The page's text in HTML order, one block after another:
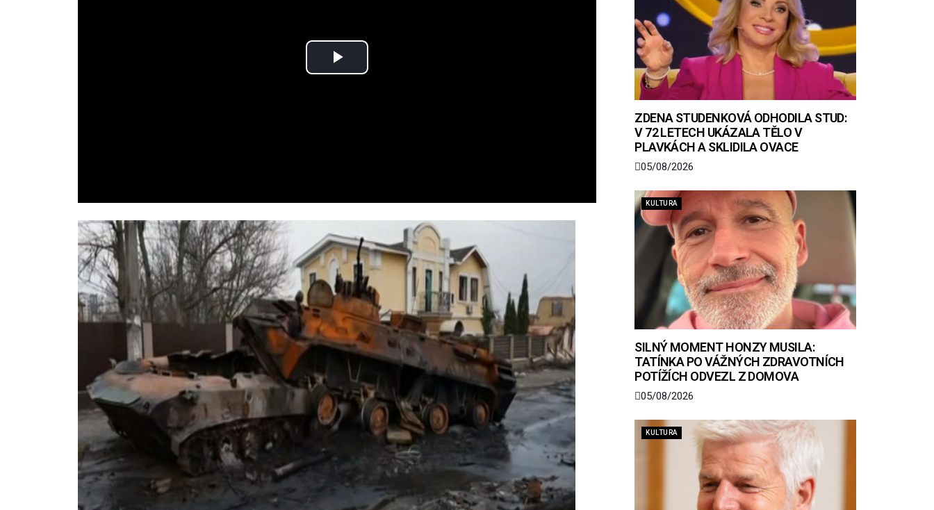
Play
ZDENA STUDENKOVÁ ODHODILA STUD:
V 72 LETECH UKÁZALA TĚLO V
PLAVKÁCH A SKLIDILA OVACE
05/08/2026
KULTURA
SILNÝ MOMENT HONZY MUSILA:
TATÍNKA PO VÁŽNÝCH ZDRAVOTNÍCH
POTÍŽÍCH ODVEZL Z DOMOVA
05/08/2026
KULTURA